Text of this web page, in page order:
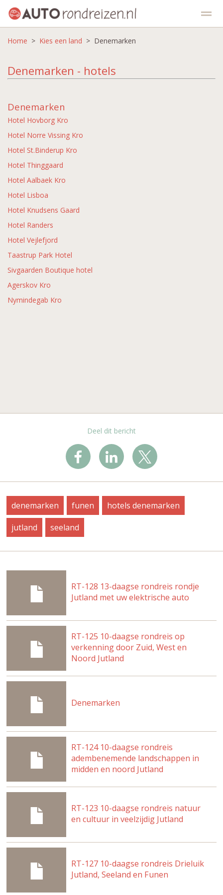
Kies een vakantie Kies een land
Home Zoeken Contact Facebook
Home > Kies een land > Denemarken
Denemarken - hotels
Denemarken
Hotel Hovborg Kro
Hotel Norre Vissing Kro
Hotel St.Binderup Kro
Hotel Thinggaard
Hotel Aalbaek Kro
Hotel Lisboa
Hotel Knudsens Gaard
Hotel Randers
Hotel Vejlefjord
Taastrup Park Hotel
Sivgaarden Boutique hotel
Agerskov Kro
Nymindegab Kro
Deel dit bericht
denemarken funen
hotels denemarken
jutland
seeland
RT-128 13-daagse rondreis rondje
Jutland met uw elektrische auto
RT-125 10-daagse rondreis op
verkenning door Zuid, West en
Noord Jutland
Denemarken
RT-124 10-daagse rondreis
adembenemende landschappen in
midden en noord Jutland
RT-123 10-daagse rondreis natuur
en cultuur in veelzijdig Jutland
RT-127 10-daagse rondreis Drieluik
Jutland, Seeland en Funen